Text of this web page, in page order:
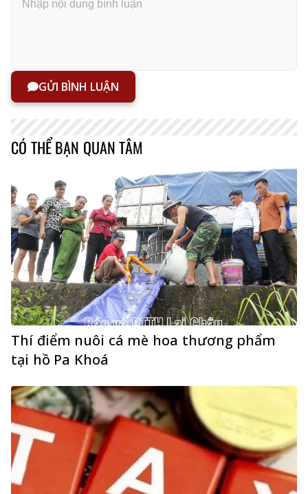
GỬI BÌNH LUẬN
CÓ THỂ BẠN QUAN TÂM
Thí điểm nuôi cá mè hoa thương phẩm
tại hồ Pa Khoá